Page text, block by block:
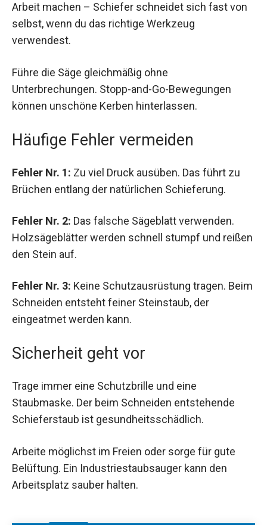
Arbeit machen – Schiefer schneidet sich fast von
selbst, wenn du das richtige Werkzeug
verwendest.
Führe die Säge gleichmäßig ohne
Unterbrechungen. Stopp-and-Go-Bewegungen
können unschöne Kerben hinterlassen.
Häufige Fehler vermeiden
Fehler Nr. 1: Zu viel Druck ausüben. Das führt zu
Brüchen entlang der natürlichen Schieferung.
Fehler Nr. 2: Das falsche Sägeblatt verwenden.
Holzsägeblätter werden schnell stumpf und reißen
den Stein auf.
Fehler Nr. 3: Keine Schutzausrüstung tragen. Beim
Schneiden entsteht feiner Steinstaub, der
eingeatmet werden kann.
Sicherheit geht vor
Trage immer eine Schutzbrille und eine
Staubmaske. Der beim Schneiden entstehende
Schieferstaub ist gesundheitsschädlich.
Arbeite möglichst im Freien oder sorge für gute
Belüftung. Ein Industriestaubsauger kann den
Arbeitsplatz sauber halten.